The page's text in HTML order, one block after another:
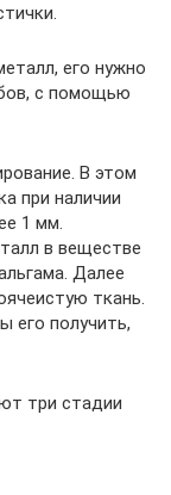
его нужно
с помощью
В этом
при наличии
1 мм.
в веществе
Далее
ткань.
его получить,
три стадии